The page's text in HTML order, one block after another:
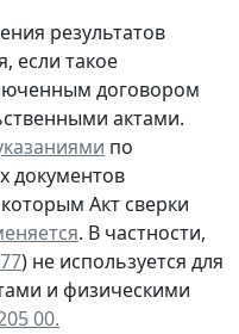
результатов
если такое
договором
актами.
по
документов
Акт сверки
. В частности,
) не используется для
и физическими
00.